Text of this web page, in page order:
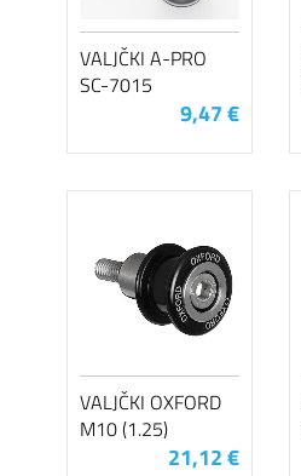
VALJČKI A-PRO
SC-7015
9,47 €
VALJČKI OXFORD
M10 (1.25)
21,12 €